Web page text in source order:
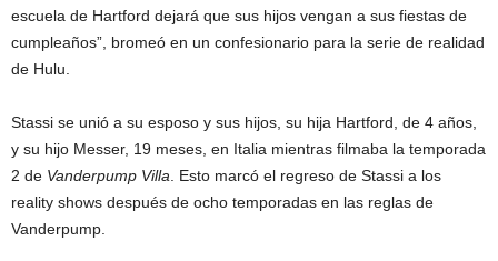
escuela de Hartford dejará que sus hijos vengan a sus fiestas de
cumpleaños”, bromeó en un confesionario para la serie de realidad
de Hulu.
Stassi se unió a su esposo y sus hijos, su hija Hartford, de 4 años,
y su hijo Messer, 19 meses, en Italia mientras filmaba la temporada
2 de Vanderpump Villa. Esto marcó el regreso de Stassi a los
reality shows después de ocho temporadas en las reglas de
Vanderpump.